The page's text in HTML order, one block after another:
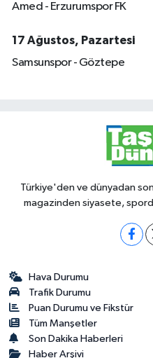
Amed - Erzurumspor FK
17 Ağustos, Pazartesi
Samsunspor - Göztepe
Türkiye'den ve dünyadan
magazinden siyasete,
Hava Durumu
Trafik Durumu
Puan Durumu ve Fikstür
Tüm Manşetler
Son Dakika Haberleri
Haber Arşivi